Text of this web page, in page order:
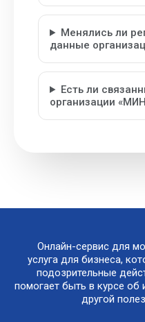
Менялись ли
данные
Есть ли
организации
Онлайн-сервис для
услуга для бизнеса,
подозрительные
помогает быть в курсе об
другой